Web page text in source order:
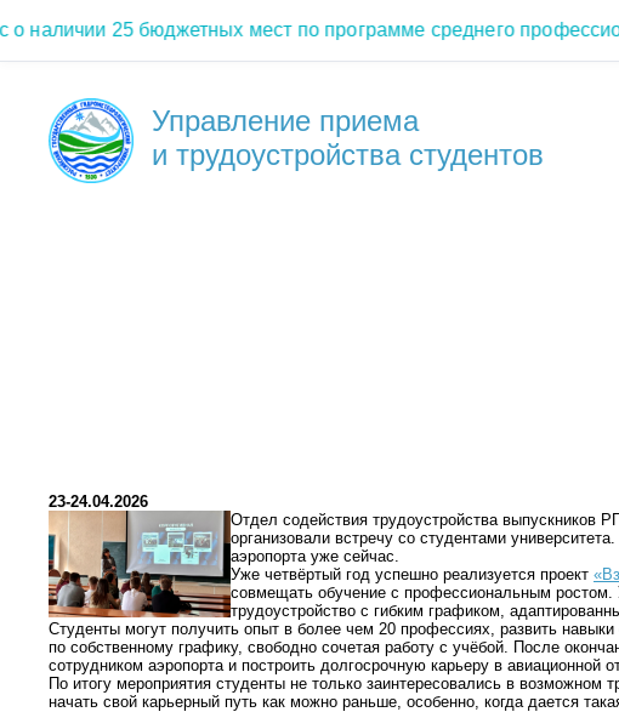
25 бюджетных мест по программе среднего
Управление приема
и трудоустройства студентов
23-24.04.2026
Отдел содействия трудоустройства выпускников
организовали встречу со студентами
аэропорта уже сейчас.
Уже четвёртый год успешно реализуется проект
совмещать обучение с профессиональным ростом.
трудоустройство с гибким графиком,
Студенты могут получить опыт в более чем 20 профессиях, развить
по собственному графику, свободно сочетая работу с учёбой. После
сотрудником аэропорта и построить долгосрочную карьеру в авиационной
По итогу мероприятия студенты не только заинтересовались в
начать свой карьерный путь как можно раньше, особенно, когда дается